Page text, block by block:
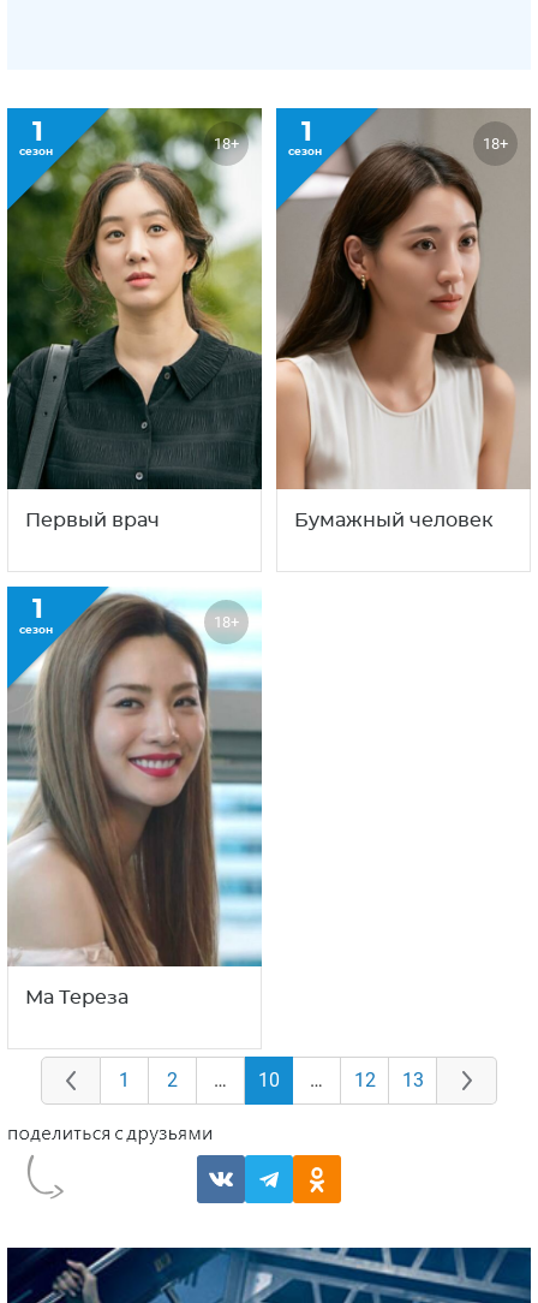
1
сезон 18+
Первый врач
1
сезон 18+
Бумажный человек
1
сезон 18+
Ма Тереза
1 2 … 10 … 12 13